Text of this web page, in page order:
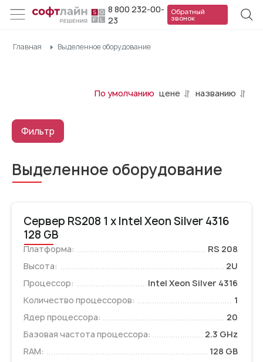
8 800 232-00-
23
Обратный
звонок
Главная Выделенное оборудование
По умолчанию цене названию
Фильтр
Выделенное оборудование
Сервер RS208 1 x Intel Xeon Silver 4316
128 GB
Платформа:
RS 208
Высота:
2U
Процессор:
Intel Xeon Silver 4316
Количество процессоров:
1
Ядер процессора:
20
Базовая частота процессора:
2.3 GHz
RAM:
128 GB